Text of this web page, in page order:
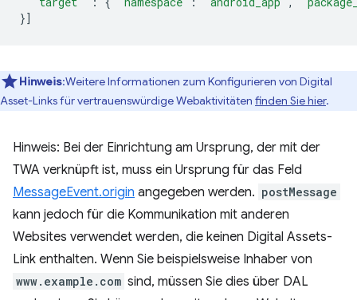
}]
Hinweis:Weitere Informationen zum Konfigurieren von Digital
Asset-Links für vertrauenswürdige Webaktivitäten finden Sie hier.
Hinweis: Bei der Einrichtung am Ursprung, der mit der
TWA verknüpft ist, muss ein Ursprung für das Feld
MessageEvent.origin angegeben werden. postMessage
kann jedoch für die Kommunikation mit anderen
Websites verwendet werden, die keinen Digital Assets-
Link enthalten. Wenn Sie beispielsweise Inhaber von
www.example.com sind, müssen Sie dies über DAL